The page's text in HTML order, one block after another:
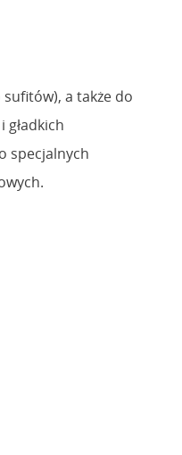
a także do
specjalnych